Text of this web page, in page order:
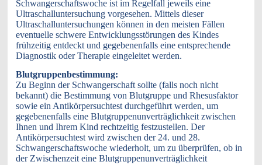
Schwangerschaftswoche ist im Regelfall jeweils eine
Ultraschalluntersuchung vorgesehen. Mittels dieser
Ultraschalluntersuchungen können in den meisten Fällen
eventuelle schwere Entwicklungsstörungen des Kindes
frühzeitig entdeckt und gegebenenfalls eine entsprechende
Diagnostik oder Therapie eingeleitet werden.
Blutgruppenbestimmung:
Zu Beginn der Schwangerschaft sollte (falls noch nicht
bekannt) die Bestimmung von Blutgruppe und Rhesusfaktor
sowie ein Antikörpersuchtest durchgeführt werden, um
gegebenenfalls eine Blutgruppenunverträglichkeit zwischen
Ihnen und Ihrem Kind rechtzeitig festzustellen. Der
Antikörpersuchtest wird zwischen der 24. und 28.
Schwangerschaftswoche wiederholt, um zu überprüfen, ob in
der Zwischenzeit eine Blutgruppenunverträglichkeit